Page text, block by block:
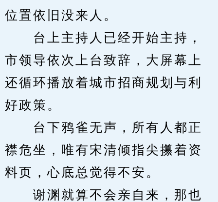
位置依旧没来人。
台上主持人已经开始主持，
市领导依次上台致辞，大屏幕上
还循环播放着城市招商规划与利
好政策。
台下鸦雀无声，所有人都正
襟危坐，唯有宋清倾指尖攥着资
料页，心底总觉得不安。
谢渊就算不会亲自来，那也